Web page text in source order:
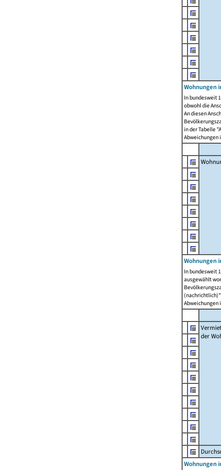
Wohnungen
In bundesweit
obwohl die
An diesen
in der Tabelle
Abweichungen
Wohnungen
In bundesweit
ausgewählt
Abweichungen
der
Wohnungen